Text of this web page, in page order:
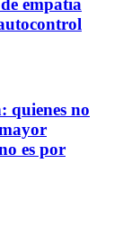
quienes no
es por